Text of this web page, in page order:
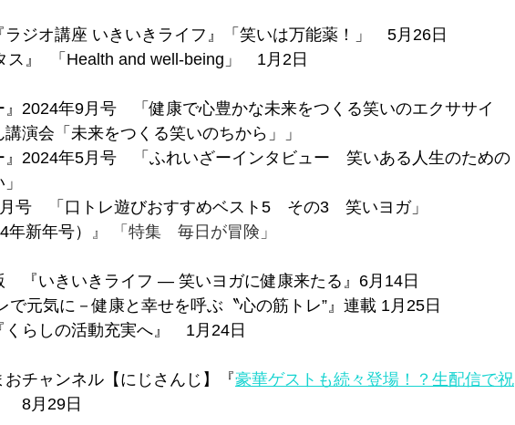
ジオ講座 いきいきライフ』「笑いは万能薬！」　5月26日
ス』
「Health and well-being」 1月2日
』2024年9月号　「健康で心豊かな未来をつくる笑いのエクササイ
演会「未来をつくる笑いのちから」」
』2024年5月号　「ふれいざーインタビュー　笑いある人生のための
号　「口トレ遊びおすすめベスト5　その3　笑いヨガ」
年新年号） 』 「特集　毎日が冒険」
　『いきいきライフ ― 笑いヨガに健康来たる』6月14日
で元気に－健康と幸せを呼ぶ〝心の筋トレ”』連載 1月25日
くらしの活動充実へ』　1月24日
チャンネル【にじさんじ】『豪華ゲストも続々登場！？生配信で祝
　8月29日